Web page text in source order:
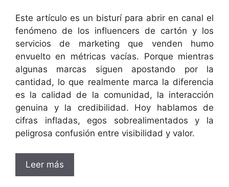
Este artículo es un bisturí para abrir en canal el
fenómeno de los influencers de cartón y los
servicios de marketing que venden humo
envuelto en métricas vacías. Porque mientras
algunas marcas siguen apostando por la
cantidad, lo que realmente marca la diferencia
es la calidad de la comunidad, la interacción
genuina y la credibilidad. Hoy hablamos de
cifras infladas, egos sobrealimentados y la
peligrosa confusión entre visibilidad y valor.
Leer más